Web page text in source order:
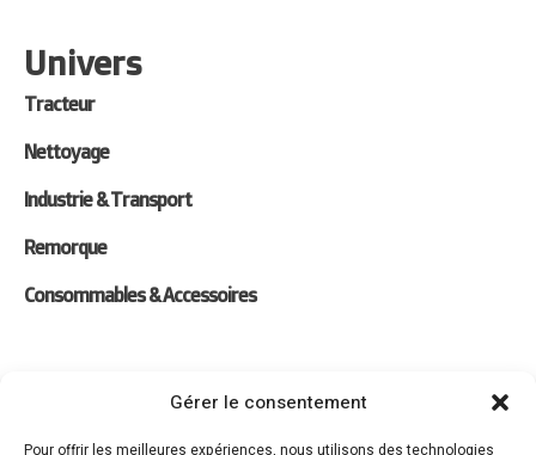
Gérer le consentement
Pour offrir les meilleures expériences, nous utilisons des technologies
Univers
Tracteur
Nettoyage
Industrie & Transport
Remorque
Consommables & Accessoires